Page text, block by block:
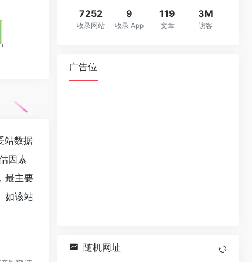
站数据
因素
最主要
如该站
7252
收录网站
9
收录 App
119
文章
3M
访客
广告位
随机网址